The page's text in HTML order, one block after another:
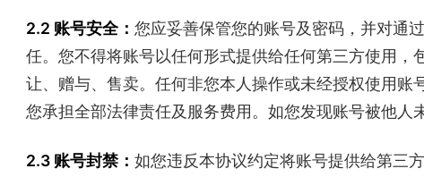
2.2 账号安全： 您应妥善保管您的账号及密码，并对通
任。您不得将账号以任何形式提供给任何第三方使用，
让、赠与、售卖。任何非您本人操作或未经授权使用账
您承担全部法律责任及服务费用。如您发现账号被他人
2.3 账号封禁： 如您违反本协议约定将账号提供给第三